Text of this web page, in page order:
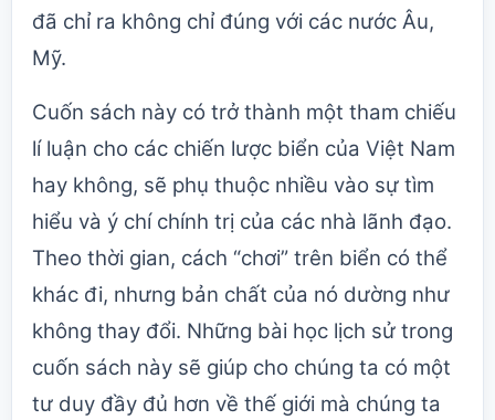
đã chỉ ra không chỉ đúng với các nước Âu,
Mỹ.
Cuốn sách này có trở thành một tham chiếu
lí luận cho các chiến lược biển của Việt Nam
hay không, sẽ phụ thuộc nhiều vào sự tìm
hiểu và ý chí chính trị của các nhà lãnh đạo.
Theo thời gian, cách “chơi” trên biển có thể
khác đi, nhưng bản chất của nó dường như
không thay đổi. Những bài học lịch sử trong
cuốn sách này sẽ giúp cho chúng ta có một
tư duy đầy đủ hơn về thế giới mà chúng ta